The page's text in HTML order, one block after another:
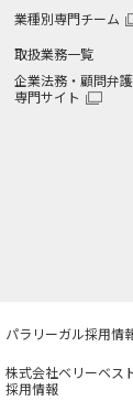
業種別専門チーム
取扱業務一覧
企業法務・顧問弁
専門サイト
パラリーガル採用情
株式会社ベリーベス
採用情報